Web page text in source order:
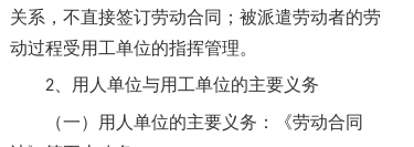
关系，不直接签订劳动合同；被派遣劳动者的劳
动过程受用工单位的指挥管理。
2 、用人单位与用工单位的主要义务
（一）用人单位的主要义务：《劳动合同